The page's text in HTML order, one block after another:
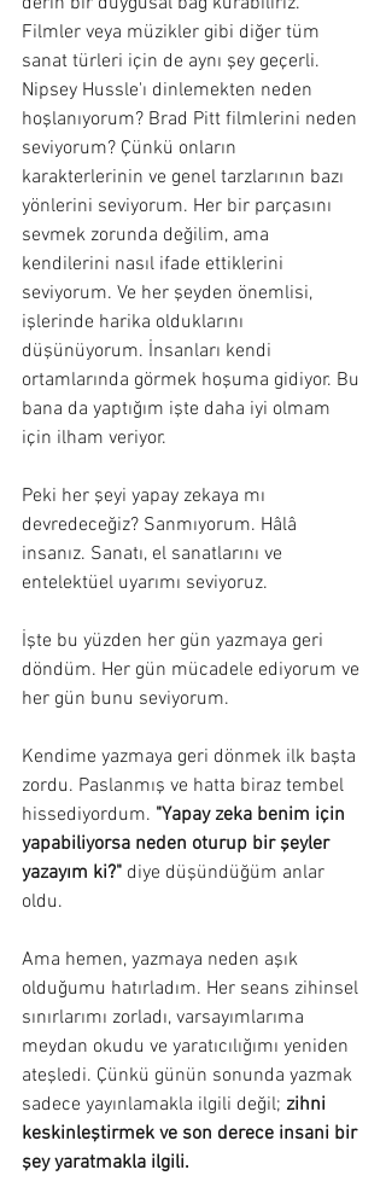
Filmler veya müzikler gibi diğer tüm
sanat türleri için de aynı şey geçerli.
Nipsey Hussle'ı dinlemekten neden
hoşlanıyorum? Brad Pitt filmlerini neden
seviyorum? Çünkü onların
karakterlerinin ve genel tarzlarının bazı
yönlerini seviyorum. Her bir parçasını
sevmek zorunda değilim, ama
kendilerini nasıl ifade ettiklerini
seviyorum. Ve her şeyden önemlisi,
işlerinde harika olduklarını
düşünüyorum. İnsanları kendi
ortamlarında görmek hoşuma gidiyor. Bu
bana da yaptığım işte daha iyi olmam
için ilham veriyor.
Peki her şeyi yapay zekaya mı
devredeceğiz? Sanmıyorum. Hâlâ
insanız. Sanatı, el sanatlarını ve
entelektüel uyarımı seviyoruz.
İşte bu yüzden her gün yazmaya geri
döndüm. Her gün mücadele ediyorum ve
her gün bunu seviyorum.
Kendime yazmaya geri dönmek ilk başta
zordu. Paslanmış ve hatta biraz tembel
hissediyordum. "Yapay zeka benim için
yapabiliyorsa neden oturup bir şeyler
yazayım ki?" diye düşündüğüm anlar
oldu.
Ama hemen, yazmaya neden aşık
olduğumu hatırladım. Her seans zihinsel
sınırlarımı zorladı, varsayımlarıma
meydan okudu ve yaratıcılığımı yeniden
ateşledi. Çünkü günün sonunda yazmak
sadece yayınlamakla ilgili değil; zihni
keskinleştirmek ve son derece insani bir
şey yaratmakla ilgili.